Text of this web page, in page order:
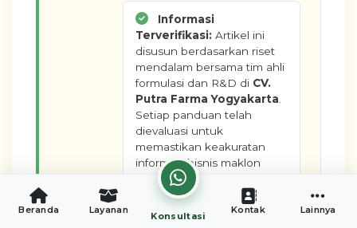
Informasi
Terverifikasi: Artikel ini
disusun berdasarkan riset
mendalam bersama tim ahli
formulasi dan R&D di CV.
Putra Farma Yogyakarta
Setiap panduan telah
dievaluasi untuk
memastikan keakuratan
informasi bisnis maklon
minuman Anda.
Beranda Layanan
Konsultasi
Kontak Lainnya